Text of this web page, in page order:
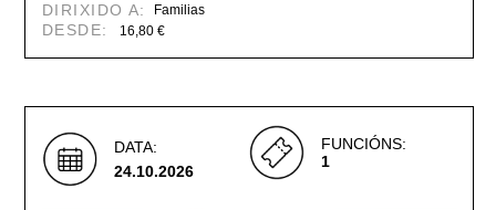
DIRIXIDO A:
Familias
DESDE: 16,80 €
DATA:
24.10.2026
FUNCIÓNS:
1